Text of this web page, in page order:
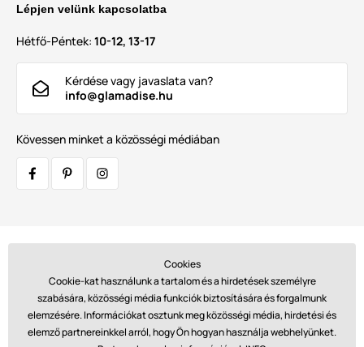
Lépjen velünk kapcsolatba
Hétfő-Péntek: 10-12, 13-17
Kérdése vagy javaslata van?
info@glamadise.hu
Kövessen minket a közösségi médiában
Fizetések:
Cookies
Cookie-kat használunk a tartalom és a hirdetések személyre
szabására, közösségi média funkciók biztosítására és forgalmunk
elemzésére. Információkat osztunk meg közösségi média, hirdetési és
elemző partnereinkkel arról, hogy Ön hogyan használja webhelyünket.